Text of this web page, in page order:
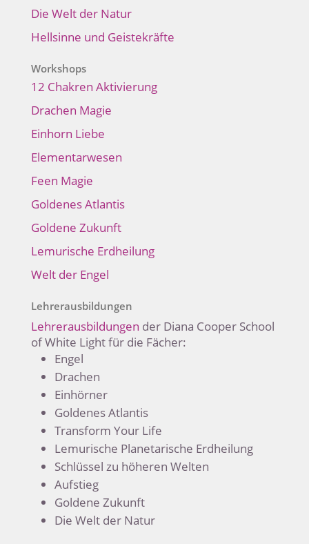
Die Welt der Natur
Hellsinne und Geistekräfte
Workshops
12 Chakren Aktivierung
Drachen Magie
Einhorn Liebe
Elementarwesen
Feen Magie
Goldenes Atlantis
Goldene Zukunft
Lemurische Erdheilung
Welt der Engel
Lehrerausbildungen
Lehrerausbildungen der Diana Cooper School
of White Light für die Fächer:
Engel
Drachen
Einhörner
Goldenes Atlantis
Transform Your Life
Lemurische Planetarische Erdheilung
Schlüssel zu höheren Welten
Aufstieg
Goldene Zukunft
Die Welt der Natur